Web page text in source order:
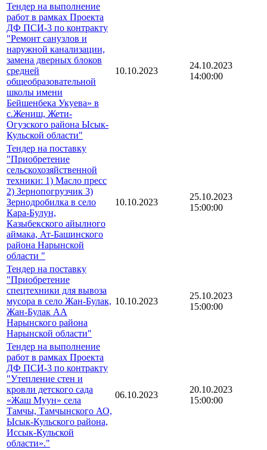
Тендер на выполнение
работ в рамках Проекта
ДФ ПСИ-3 по контракту
"Ремонт санузлов и
наружной канализации,
замена дверных блоков
средней
общеобразовательной
школы имени
Бейшенбека Укуева» в
с.Жениш, Жети-
Огузского района Ысык-
Кульской области"
10.10.2023
24.10.2023
14:00:00
Тендер на поставку
"Приобретение
сельскохозяйственной
техники: 1) Масло пресс
2) Зернопогрузчик 3)
Зернодробилка в село
Кара-Булун,
Казыбекского айылного
аймака, Ат-Башинского
района Нарынской
области "
10.10.2023
25.10.2023
15:00:00
Тендер на поставку
"Приобретение
спецтехники для вывоза
мусора в село Жан-Булак,
Жан-Булак АА
Нарынского района
Нарынской области"
10.10.2023
25.10.2023
15:00:00
Тендер на выполнение
работ в рамках Проекта
ДФ ПСИ-3 по контракту
"Утепление стен и
кровли детского сада
«Жаш Муун» села
Тамчы, Тамчынского АО,
Ысык-Кульского района,
Иссык-Кульской
области»."
06.10.2023
20.10.2023
15:00:00